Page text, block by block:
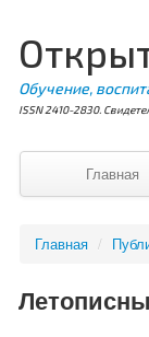
Обучение,
ISSN 2410-2830.
Главная
Главная /